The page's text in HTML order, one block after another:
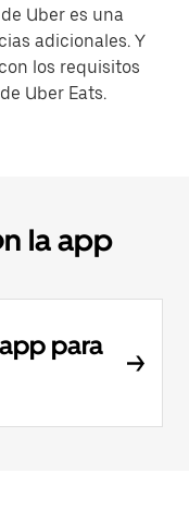
Uber es una
adicionales. Y
los requisitos
Uber Eats.
la app
para